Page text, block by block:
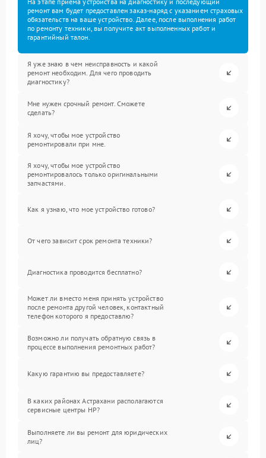
ремонт вам будет предоставлен заказ-наряд с указанием страховых
обязательств на ваше устройство. Далее, после выполнения работ
по ремонту техники, вы получите акт выполненных работ и
гарантийный талон.
Я уже знаю в чем неисправность и какой
ремонт необходим. Для чего проводить
диагностику?
Мне нужен срочный ремонт. Сможете
сделать?
Я хочу, чтобы мое устройство
ремонтировали при мне.
Я хочу, чтобы мое устройство
ремонтировалось только оригинальными
запчастями.
Как я узнаю, что мое устройство готово?
От чего зависит срок ремонта техники?
Диагностика проводится бесплатно?
Может ли вместо меня принять устройство
после ремонта другой человек, контактный
телефон которого я предоставлю?
Возможно ли получать обратную связь в
процессе выполнения ремонтных работ?
Какую гарантию вы предоставляете?
В каких районах Астрахани располагаются
сервисные центры HP?
Выполняете ли вы ремонт для юридических
лиц?